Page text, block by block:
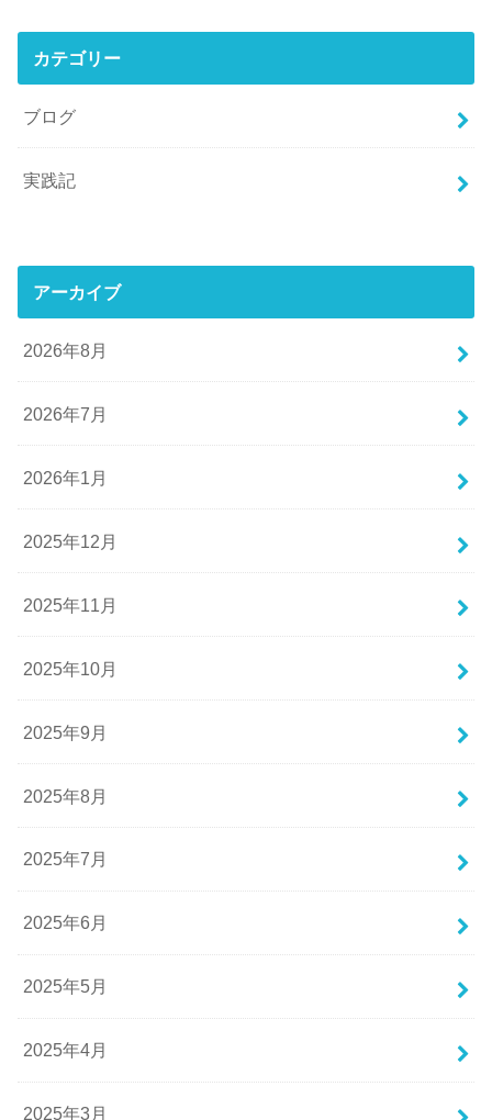
カテゴリー
ブログ
実践記
アーカイブ
2026年8月
2026年7月
2026年1月
2025年12月
2025年11月
2025年10月
2025年9月
2025年8月
2025年7月
2025年6月
2025年5月
2025年4月
2025年3月